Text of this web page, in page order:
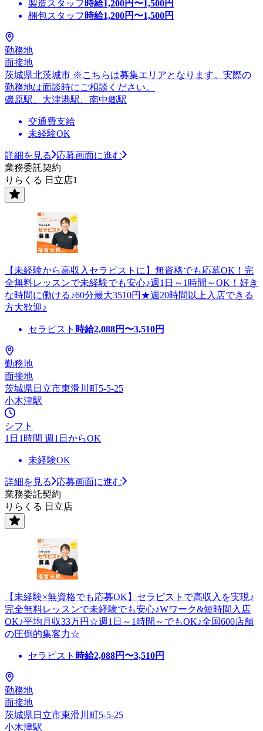
製造スタッフ 時給1,200円〜1,500円
梱包スタッフ 時給1,200円〜1,500円
勤務地
面接地
茨城県北茨城市 ※こちらは募集エリアとなります。実際の
勤務地は面談時にご相談ください。
磯原駅、大津港駅、南中郷駅
交通費支給
未経験OK
詳細を見る
応募画面に進む
業務委託契約
りらくる 日立店1
【未経験から高収入セラピストに】無資格でも応募OK！完
全無料レッスンで未経験でも安心♪週1日～1時間～OK！好き
な時間に働ける♪60分最大3510円★週20時間以上入店できる
方大歓迎♪
セラピスト 時給2,088円〜3,510円
勤務地
面接地
茨城県日立市東滑川町5-5-25
小木津駅
シフト
1日1時間 週1日からOK
未経験OK
詳細を見る
応募画面に進む
業務委託契約
りらくる 日立店
【未経験×無資格でも応募OK】セラピストで高収入を実現♪
完全無料レッスンで未経験でも安心♪Wワーク&短時間入店
OK♪平均月収33万円☆週1日～1時間～でもOK♪全国600店舗
の圧倒的集客力☆
セラピスト 時給2,088円〜3,510円
勤務地
面接地
茨城県日立市東滑川町5-5-25
小木津駅